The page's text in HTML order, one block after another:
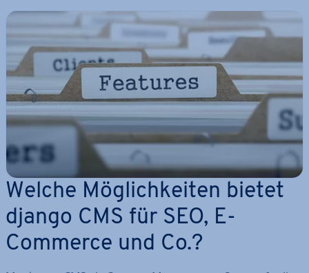
Welche Mög­lich­kei­ten bietet
django CMS für SEO, E-
Commerce und Co.?